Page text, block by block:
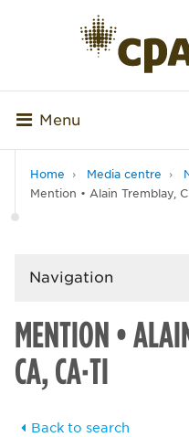
Menu
Home Media centre
Mention • Alain Tremblay,
Navigation
MENTION •
CA, CA·TI
Back to search